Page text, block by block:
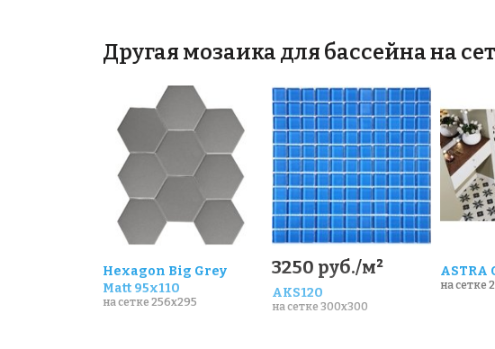
Другая мозаика для бассейна на
Hexagon Big Grey
Matt 95x110
на сетке 256x295
3250 руб./м²
AKS120
на сетке 300x300
ASTRA
на сетке